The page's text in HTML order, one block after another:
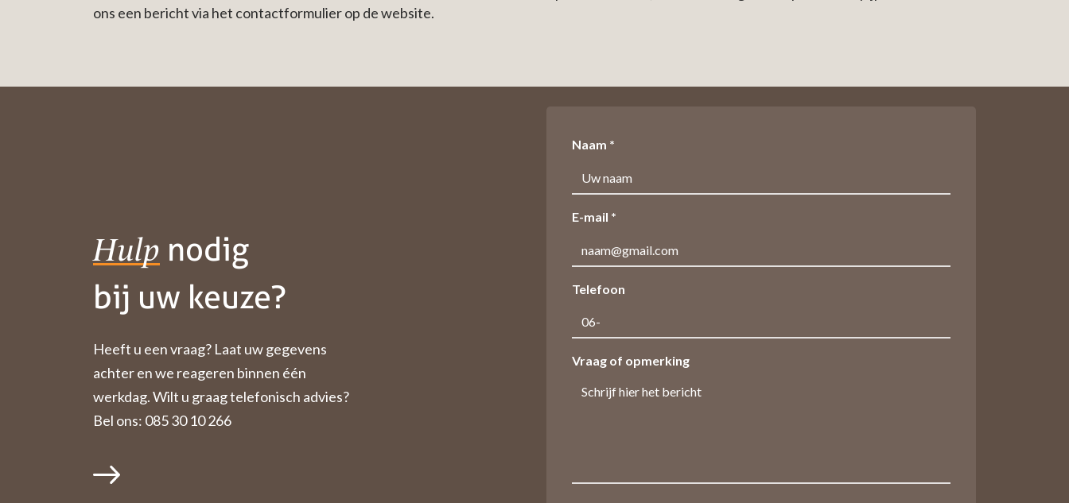
ons een bericht via het contactformulier op de website.
Hulp nodig
bij uw keuze?
Heeft u een vraag? Laat uw gegevens
achter en we reageren binnen één
werkdag. Wilt u graag telefonisch advies?
Bel ons: 085 30 10 266
Naam *
E-mail *
Telefoon
Vraag of opmerking